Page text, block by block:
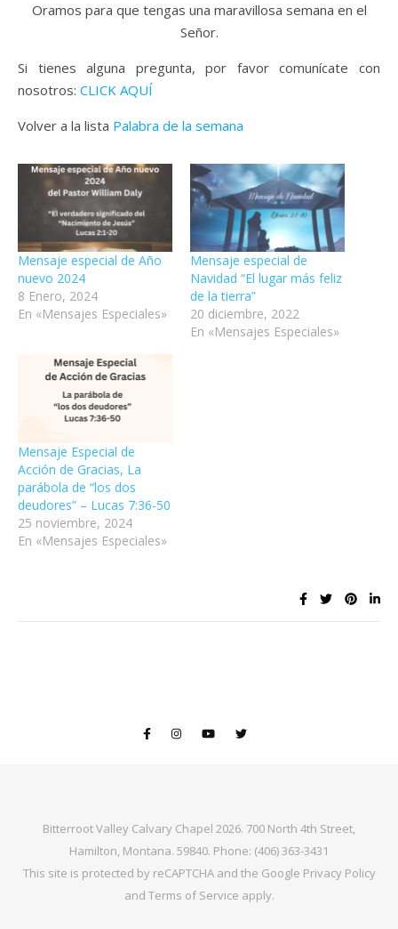
Oramos para que tengas una maravillosa semana en el
Señor.
Si tienes alguna pregunta, por favor comunícate con
nosotros: CLICK AQUÍ
Volver a la lista Palabra de la semana
Mensaje especial de Año
nuevo 2024
8 Enero, 2024
En «Mensajes Especiales»
Mensaje especial de
Navidad “El lugar más feliz
de la tierra”
20 diciembre, 2022
En «Mensajes Especiales»
Mensaje Especial de
Acción de Gracias, La
parábola de “los dos
deudores” – Lucas 7:36-50
25 noviembre, 2024
En «Mensajes Especiales»
Bitterroot Valley Calvary Chapel 2026. 700 North 4th Street,
Hamilton, Montana. 59840. Phone: (406) 363-3431
This site is protected by reCAPTCHA and the Google Privacy Policy
and Terms of Service apply.